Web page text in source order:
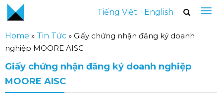
Tiếng Việt English
Home » Tin Tức » Giấy chứng nhận đăng ký doanh
nghiệp MOORE AISC
Giấy chứng nhận đăng ký doanh nghiệp
MOORE AISC